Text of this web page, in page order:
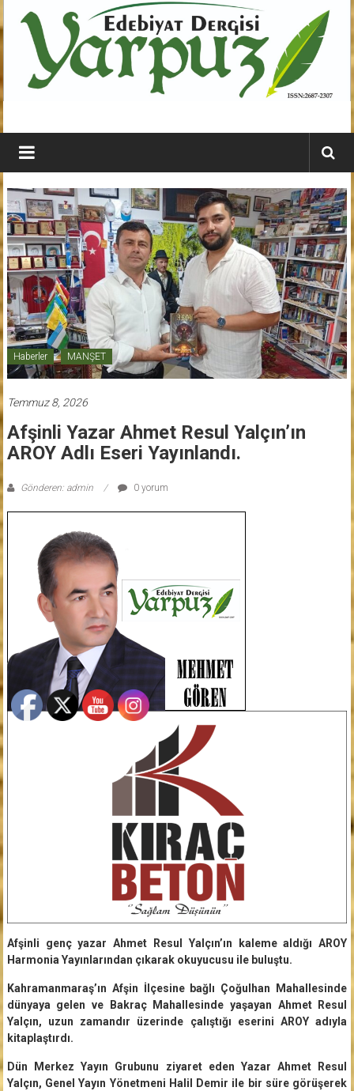
geç
YARPUZ
Edebiyat
Dergisi
Kahramanmaraş'ın
En
Etkili
Edebiyat
Dergisi
Haberler MANŞET
Temmuz 8, 2026
Afşinli Yazar Ahmet Resul Yalçın’ın
AROY Adlı Eseri Yayınlandı.
Gönderen: admin 0 yorum
Afşinli genç yazar Ahmet Resul Yalçın’ın kaleme aldığı AROY
Harmonia Yayınlarından çıkarak okuyucusu ile buluştu.
Kahramanmaraş’ın Afşin İlçesine bağlı Çoğulhan Mahallesinde
dünyaya gelen ve Bakraç Mahallesinde yaşayan Ahmet Resul
Yalçın, uzun zamandır üzerinde çalıştığı eserini AROY adıyla
kitaplaştırdı.
Dün Merkez Yayın Grubunu ziyaret eden Yazar Ahmet Resul
Yalçın, Genel Yayın Yönetmeni Halil Demir ile bir süre görüşerek